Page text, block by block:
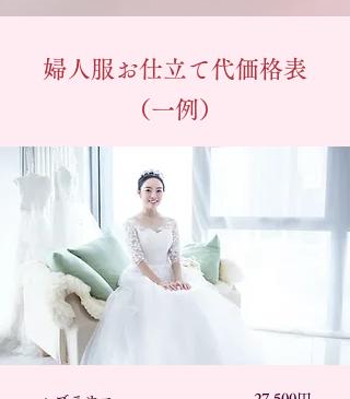
婦人服お仕立て代価格表
（一例）